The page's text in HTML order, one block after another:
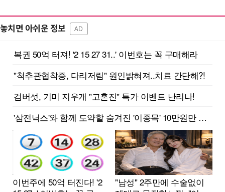
놓치면 아쉬운 정보 AD